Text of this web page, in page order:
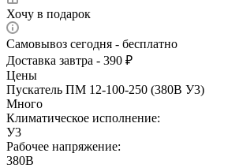
Хочу в подарок
Самовывоз сегодня - бесплатно
Доставка завтра - 390 ₽
Цены
Пускатель ПМ 12-100-250 (380В У3)
Много
Климатическое исполнение:
У3
Рабочее напряжение:
380В